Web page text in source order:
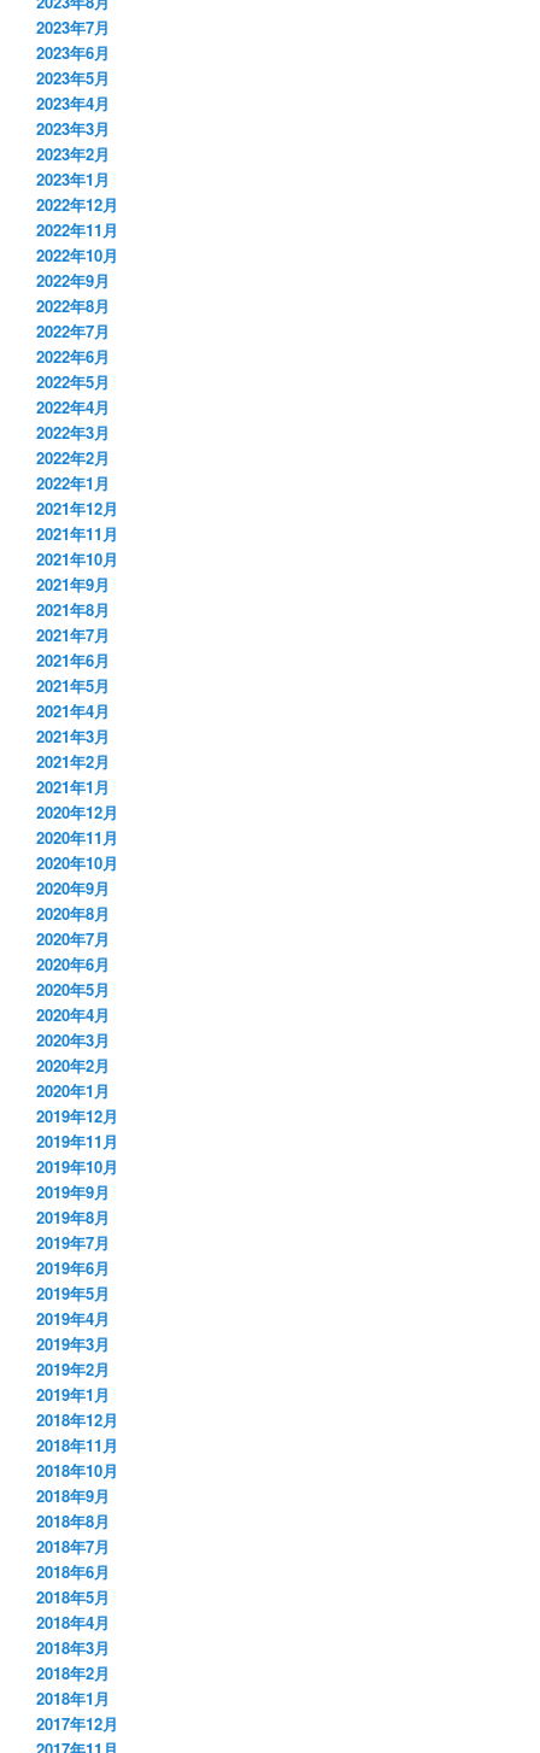
2023年7月
2023年6月
2023年5月
2023年4月
2023年3月
2023年2月
2023年1月
2022年12月
2022年11月
2022年10月
2022年9月
2022年8月
2022年7月
2022年6月
2022年5月
2022年4月
2022年3月
2022年2月
2022年1月
2021年12月
2021年11月
2021年10月
2021年9月
2021年8月
2021年7月
2021年6月
2021年5月
2021年4月
2021年3月
2021年2月
2021年1月
2020年12月
2020年11月
2020年10月
2020年9月
2020年8月
2020年7月
2020年6月
2020年5月
2020年4月
2020年3月
2020年2月
2020年1月
2019年12月
2019年11月
2019年10月
2019年9月
2019年8月
2019年7月
2019年6月
2019年5月
2019年4月
2019年3月
2019年2月
2019年1月
2018年12月
2018年11月
2018年10月
2018年9月
2018年8月
2018年7月
2018年6月
2018年5月
2018年4月
2018年3月
2018年2月
2018年1月
2017年12月